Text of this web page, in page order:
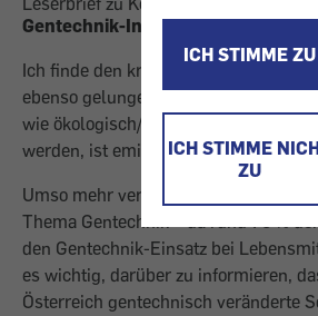
ICH STIMME ZU
ICH STIMME
ZU
Gentechnik-Informationen wären
Ich finde den kritischen Bericht zur
ebenso gelungen wie notwendig –
wie ökologisch/sozial unsere
werden, ist eminent wichtig!
Umso mehr vermisse ich eine
Thema Gentechnik – da rund 70 %
den Gentechnik-Einsatz bei
es wichtig, darüber zu informieren,
Österreich gentechnisch veränderte